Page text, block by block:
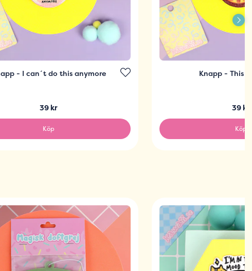
- I can´t do this anymore
39 kr
Köp
Knapp - This
39 kr
Köp